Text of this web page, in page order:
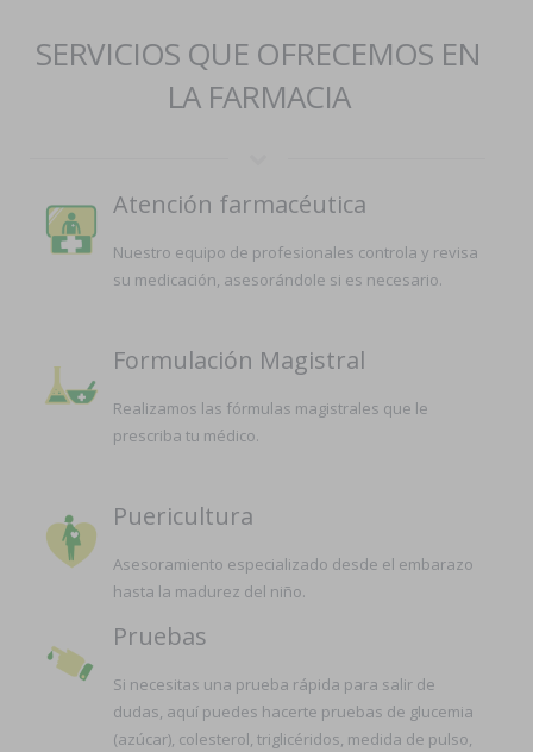
SERVICIOS QUE OFRECEMOS EN
LA FARMACIA
Atención farmacéutica
Nuestro equipo de profesionales controla y revisa
su medicación, asesorándole si es necesario.
Formulación Magistral
Realizamos las fórmulas magistrales que le
prescriba tu médico.
Puericultura
Asesoramiento especializado desde el embarazo
hasta la madurez del niño.
Pruebas
Si necesitas una prueba rápida para salir de
dudas, aquí puedes hacerte pruebas de glucemia
(azúcar), colesterol, triglicéridos, medida de pulso,